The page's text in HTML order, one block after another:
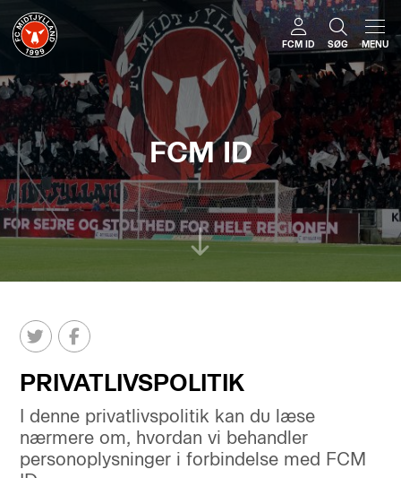
FCM ID SØG MENU
FCM ID
PRIVATLIVSPOLITIK
I denne privatlivspolitik kan du læse
nærmere om, hvordan vi behandler
personoplysninger i forbindelse med FCM